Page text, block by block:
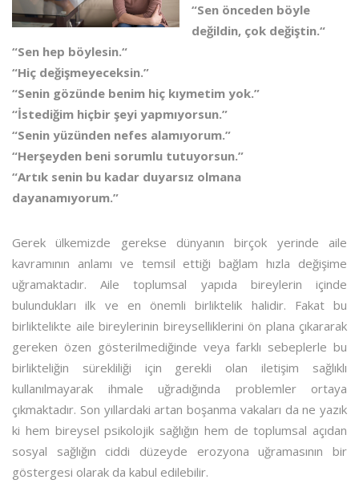
“Sen önceden böyle
değildin, çok değiştin.“
“Sen hep böylesin.“
“Hiç değişmeyeceksin.”
“Senin gözünde benim hiç kıymetim yok.”
“İstediğim hiçbir şeyi yapmıyorsun.”
“Senin yüzünden nefes alamıyorum.”
“Herşeyden beni sorumlu tutuyorsun.”
“Artık senin bu kadar duyarsız olmana
dayanamıyorum.”
Gerek ülkemizde gerekse dünyanın birçok yerinde aile
kavramının anlamı ve temsil ettiği bağlam hızla değişime
uğramaktadır. Aile toplumsal yapıda bireylerin içinde
bulundukları ilk ve en önemli birliktelik halidir. Fakat bu
birliktelikte aile bireylerinin bireyselliklerini ön plana çıkararak
gereken özen gösterilmediğinde veya farklı sebeplerle bu
birlikteliğin sürekliliği için gerekli olan iletişim sağlıklı
kullanılmayarak ihmale uğradığında problemler ortaya
çıkmaktadır. Son yıllardaki artan boşanma vakaları da ne yazık
ki hem bireysel psikolojik sağlığın hem de toplumsal açıdan
sosyal sağlığın ciddi düzeyde erozyona uğramasının bir
göstergesi olarak da kabul edilebilir.